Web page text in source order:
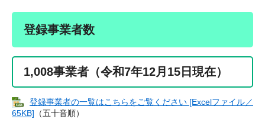
登録事業者数
1,008事業者（令和7年12月15日現在）
登録事業者の一覧はこちらをご覧ください [Excelファイル／
65KB] （五十音順）